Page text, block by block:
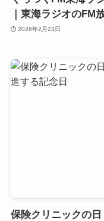
｜東海ラジオのFM
2026年2月23日
保険クリニックの日